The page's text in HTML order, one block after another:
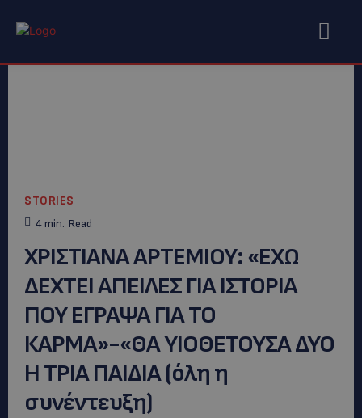
STORIES
4min. Read
ΧΡΙΣΤΙΑΝΑ ΑΡΤΕΜΙΟΥ: «ΕΧΩ
ΔΕΧΤΕΙ ΑΠΕΙΛΕΣ ΓΙΑ ΙΣΤΟΡΙΑ
ΠΟΥ ΕΓΡΑΨΑ ΓΙΑ ΤΟ
ΚΑΡΜΑ»-«ΘΑ ΥΙΟΘΕΤΟΥΣΑ ΔΥΟ
Η ΤΡΙΑ ΠΑΙΔΙΑ (όλη η
συνέντευξη)